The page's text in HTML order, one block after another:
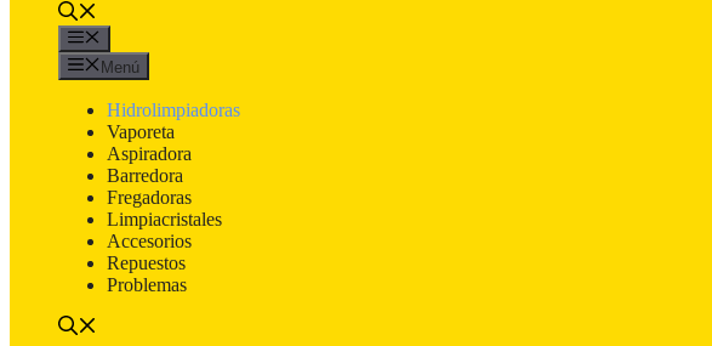
Menú
Hidrolimpiadoras
Vaporeta
Aspiradora
Barredora
Fregadoras
Limpiacristales
Accesorios
Repuestos
Problemas